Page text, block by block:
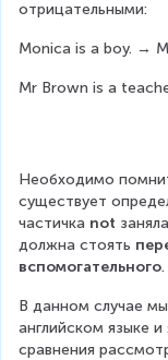
отрицательными:
Monica is a boy. →
Mr Brown is a
Необходимо
существует
частичка not
должна стоять
вспомогательного.
В данном случае мы
английском языке
сравнения